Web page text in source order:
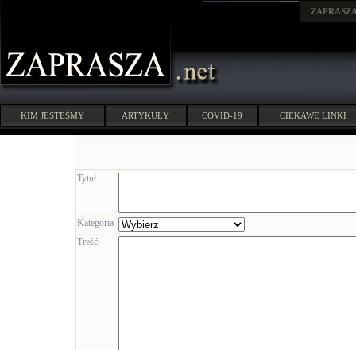
KIM JESTEŚMY ARTYKUŁY COVID-19 CIEKAWE LINKI
Tytuł
Kategoria
Treść